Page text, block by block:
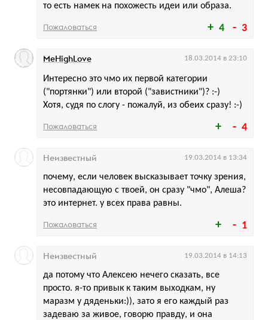
4 3
то есть намек на похожесть идеи или образа.
Пожаловаться
4
Интересно это чмо их первой категории
("портянки") или второй ("завистники")? :-)
Хотя, судя по слогу - пожалуй, из обеих сразу! :-)
MeHighLove 18.03.2014 в 23:10
Пожаловаться
1
почему, если человек высказывает точку зрения,
несовпадающую с твоей, он сразу "чмо", Алеша?
это интернет. у всех права равны.
Неизвестный 19.03.2014 в 13:34
Пожаловаться
да потому что Алексею нечего сказать, все
просто. я-то привык к таким выходкам, ну
маразм у дяденьки:)), зато я его каждый раз
задеваю за живое, говорю правду, и она
Неизвестный 19.03.2014 в 14:13